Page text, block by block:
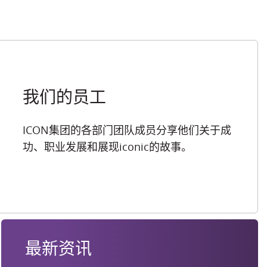
我们的员工
ICON集团的各部门团队成员分享他们关于成
功、职业发展和展现iconic的故事。
最新资讯